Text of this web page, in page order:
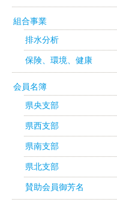
組合事業
排水分析
保険、環境、健康
会員名簿
県央支部
県西支部
県南支部
県北支部
賛助会員御芳名